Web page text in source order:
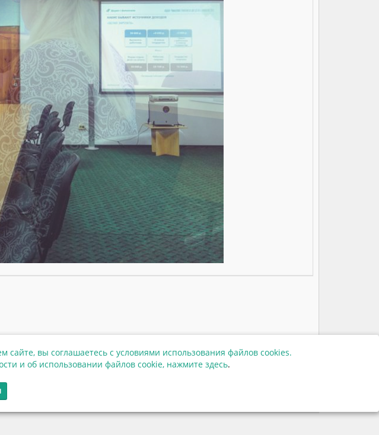
вы соглашаетесь с условиями использования файлов cookies.
и об использовании файлов cookie, нажмите здесь.